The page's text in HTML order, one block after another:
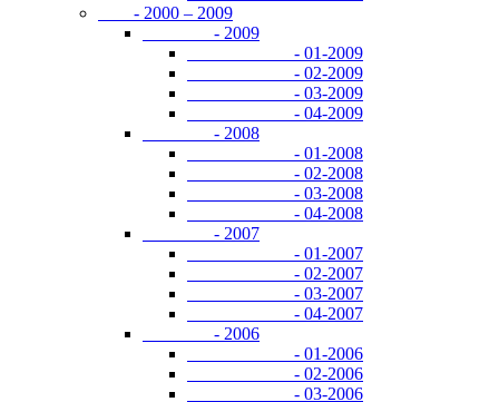
- 2000 – 2009
- 2009
- 01-2009
- 02-2009
- 03-2009
- 04-2009
- 2008
- 01-2008
- 02-2008
- 03-2008
- 04-2008
- 2007
- 01-2007
- 02-2007
- 03-2007
- 04-2007
- 2006
- 01-2006
- 02-2006
- 03-2006